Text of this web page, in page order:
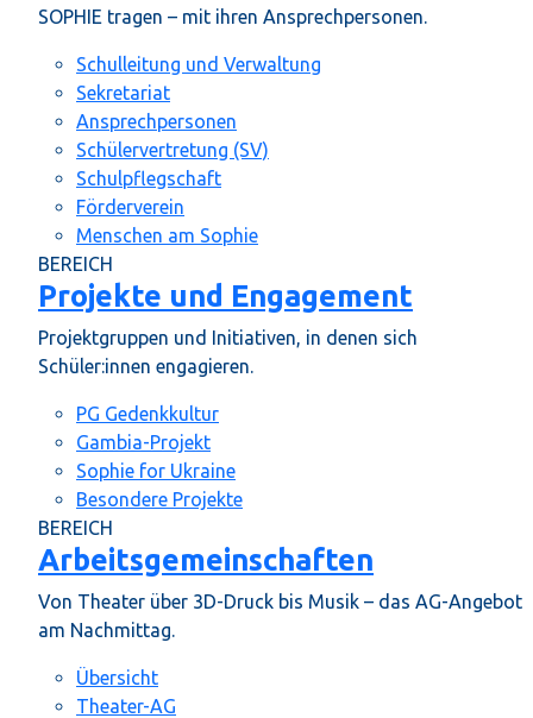
SOPHIE tragen – mit ihren Ansprechpersonen.
Schulleitung und Verwaltung
Sekretariat
Ansprechpersonen
Schülervertretung (SV)
Schulpflegschaft
Förderverein
Menschen am Sophie
BEREICH
Projekte und Engagement
Projektgruppen und Initiativen, in denen sich
Schüler:innen engagieren.
PG Gedenkkultur
Gambia-Projekt
Sophie for Ukraine
Besondere Projekte
BEREICH
Arbeitsgemeinschaften
Von Theater über 3D-Druck bis Musik – das AG-Angebot
am Nachmittag.
Übersicht
Theater-AG